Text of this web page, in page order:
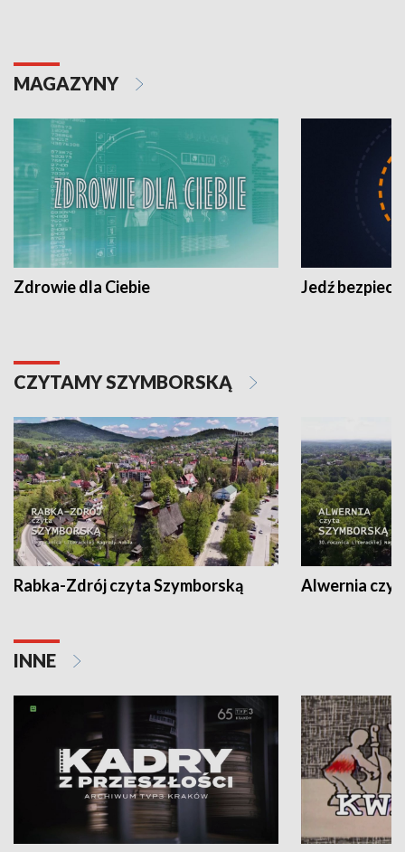
MAGAZYNY
Zdrowie dla Ciebie Jedź
CZYTAMY SZYMBORSKĄ
Rabka-Zdrój czyta Szymborską Alwernia
INNE